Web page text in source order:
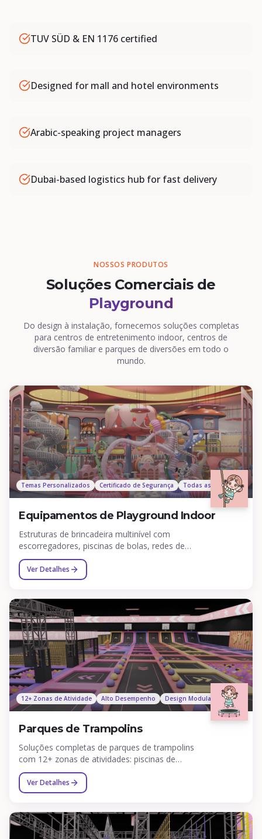
TUV SÜD & EN 1176 certified
Designed for mall and hotel environments
Arabic-speaking project managers
Dubai-based logistics hub for fast delivery
NOSSOS PRODUTOS
Soluções Comerciais de
Playground
Do design à instalação, fornecemos soluções completas
para centros de entretenimento indoor, centros de
diversão familiar e parques de diversões em todo o
mundo.
Temas Personalizados Certificado de Segurança Todas as Idades
Equipamentos de Playground Indoor
Estruturas de brincadeira multinível com
escorregadores, piscinas de bolas, redes de
escalada e elementos interativos para crianças
de todas as idades.
Ver Detalhes
12+ Zonas de Atividade Alto Desempenho Design Modular
Parques de Trampolins
Soluções completas de parques de trampolins
com 12+ zonas de atividades: piscinas de
espuma, enterradas, skyrider, bicicleta 360°,
paredes de escalada e mais.
Ver Detalhes